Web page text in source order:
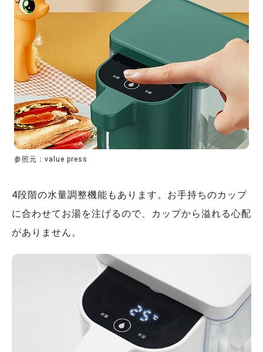
参照元：value press
4段階の水量調整機能もあります。お手持ちのカップ
に合わせてお湯を注げるので、カップから溢れる心配
がありません。